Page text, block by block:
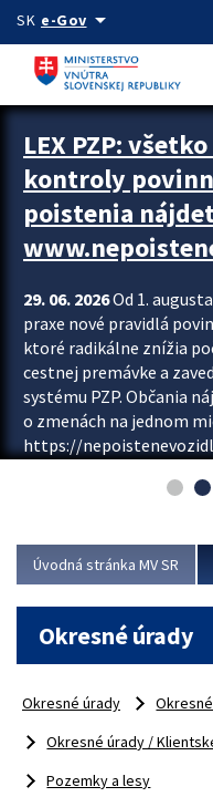
Preskocit na hlavný obsah
SK e-Govarrow_drop_down
Zastavit automatický posun
LEX PZP:
kontroly
poistenia
29. 06. 2026Od 1.
praxe nové pravidlá
ktoré radikálne znížia
cestnej premávke a
systému PZP. Občania
o zmenách na jednom
https://
asociácie poisťovní
Viac
Úvodná stránka MV SR
Okresné úrady
Okresné úrady
Okresné úrady /
Pozemky a lesy